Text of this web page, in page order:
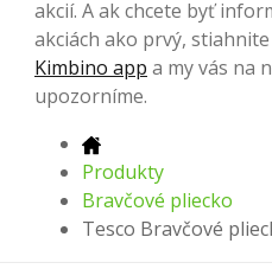
akcií. A ak chcete byť
akciách ako prvý,
Kimbino app a my vás na
upozorníme.
Produkty
Bravčové pliecko
Tesco Bravčové